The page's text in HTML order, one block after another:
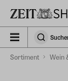
Suchen
Sortiment Wein